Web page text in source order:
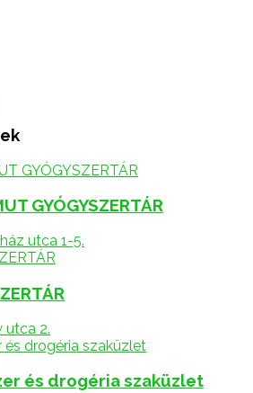
GYÓGYSZERTÁR
utca 1-5.
utca 2.
és drogéria szaküzlet